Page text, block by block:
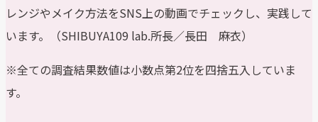
レンジやメイク方法をSNS上の動画でチェックし、実践して
います。（SHIBUYA109 lab.所長／長田 麻衣）
※全ての調査結果数値は小数点第2位を四捨五入していま
す。